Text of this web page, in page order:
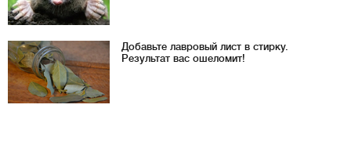
Добавьте лавровый лист в стирку.
Результат вас ошеломит!